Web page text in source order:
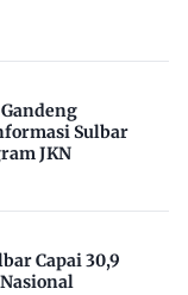
Sulbar
JKN
Capai 30,9